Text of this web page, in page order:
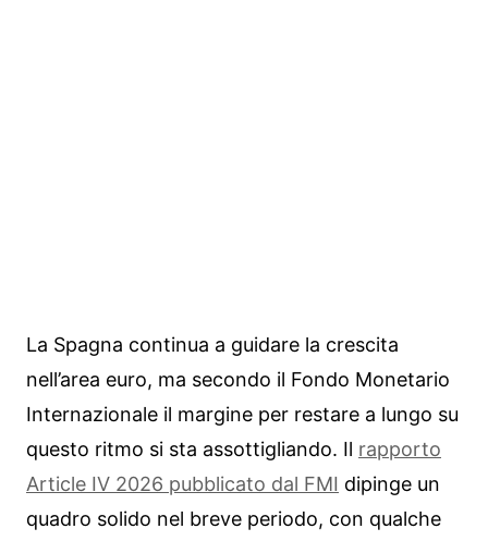
La Spagna continua a guidare la crescita
nell’area euro, ma secondo il Fondo Monetario
Internazionale il margine per restare a lungo su
questo ritmo si sta assottigliando. Il rapporto
Article IV 2026 pubblicato dal FMI dipinge un
quadro solido nel breve periodo, con qualche